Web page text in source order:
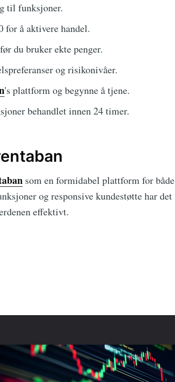
til funksjoner.
for å aktivere handel.
du bruker ekte penger.
og risikonivåer.
's plattform og begynne å tjene.
behandlet innen 24 timer.
som en formidabel plattform for både
og responsive kundestøtte har det
effektivt.